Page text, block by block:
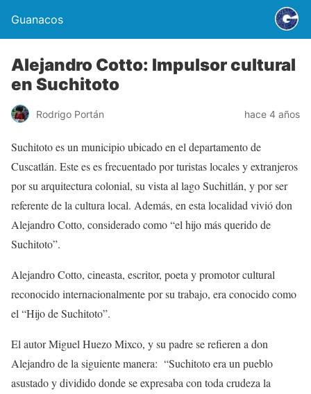
Guanacos
Alejandro Cotto: Impulsor cultural
en Suchitoto
Rodrigo Portán hace 4 años
Suchitoto es un municipio ubicado en el departamento de
Cuscatlán. Este es es frecuentado por turistas locales y extranjeros
por su arquitectura colonial, su vista al lago Suchitlán, y por ser
referente de la cultura local. Además, en esta localidad vivió don
Alejandro Cotto, considerado como “el hijo más querido de
Suchitoto”.
Alejandro Cotto, cineasta, escritor, poeta y promotor cultural
reconocido internacionalmente por su trabajo, era conocido como
el “Hijo de Suchitoto”.
El autor Miguel Huezo Mixco, y su padre se refieren a don
Alejandro de la siguiente manera: “Suchitoto era un pueblo
asustado y dividido donde se expresaba con toda crudeza la